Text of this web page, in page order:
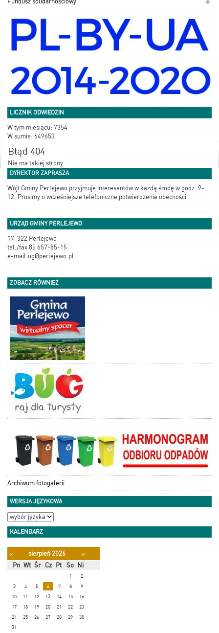
LICZNIK ODWIEDZIN
W tym miesiącu: 7354
W sumie: 649653
Błąd 404
Nie ma takiej strony.
DYREKTOR ZAPRASZA
Wójt Gminy Perlejewo przyjmuje interesantów w każdą środę w godz. 9-
12. Prosimy o wcześniejsze telefoniczne potwierdzenie obecności.
URZĄD GMINY PERLEJEWO
17-322 Perlejewo
tel./fax 85 657-85-15
e-mail:ug@perlejewo.pl
ZOBACZ RÓWNIEŻ
Archiwum fotogalerii
WERSJA JĘZYKOWA
KALENDARZ
« sierpień 2026
»
Pn Wt Śr Cz Pt So Ni
1
2
3
4 5 6 7 8
9
10
11 12 13 14 15
16
17
18 19 20 21 22
23
24
25 26 27 28 29
30
31